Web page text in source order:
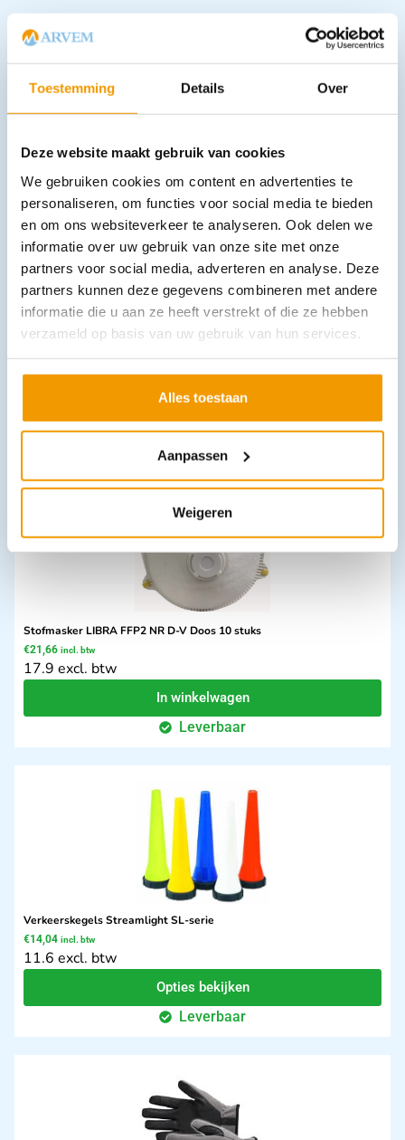
Toestemming Details Over
Deze website maakt gebruik van cookies
We gebruiken cookies om content en advertenties te
personaliseren, om functies voor social media te bieden
en om ons websiteverkeer te analyseren. Ook delen we
informatie over uw gebruik van onze site met onze
partners voor social media, adverteren en analyse. Deze
partners kunnen deze gegevens combineren met andere
informatie die u aan ze heeft verstrekt of die ze hebben
verzameld op basis van uw gebruik van hun services.
Alles toestaan
Aanpassen
Weigeren
Andere producten in deze
categorie:
Softshell Jack optimaal zichtbaar ROBl
€140,36 incl. btw
116 excl. btw
Leverbaar
Stofmasker LIBRA FFP2 NR D-V Doos 10 stuks
€21,66 incl. btw
17.9 excl. btw
In winkelwagen
Leverbaar
Verkeerskegels Streamlight SL-serie
€14,04 incl. btw
11.6 excl. btw
Opties bekijken
Leverbaar